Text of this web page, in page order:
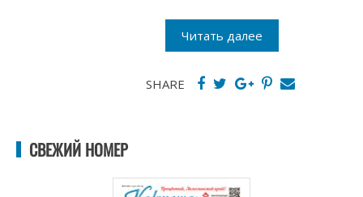
Читать далее
SHARE
СВЕЖИЙ НОМЕР